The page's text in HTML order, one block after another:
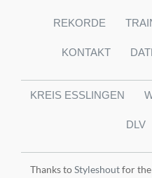
REKORDE
KONTAKT
KREIS ESSLINGEN
DLV
Thanks toStyleshoutfor the